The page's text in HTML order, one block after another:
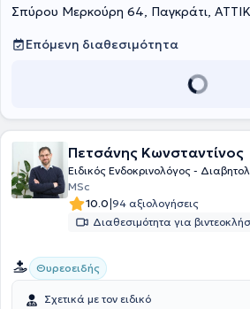
Επίσης, διαθέτει δίπλωμα φροντίδας
γιατρός του Κέντρου Ελέγχου και
εργαστεί και στην Παθολογική Κλινική του
είναι μέλος του Ιατρικού Συλλόγου Αθηνών
Σπύρου Μερκούρη 64, Παγκράτι,
Επόμενη διαθεσιμότητα
Πετσάνης Κωνσταντίνος
Ειδικός Ενδοκρινολόγος -
MSc
10.0|94 αξιολογήσεις
Διαθεσιμότητα για
Θυρεοειδής
Σχετικά με τον ειδικό